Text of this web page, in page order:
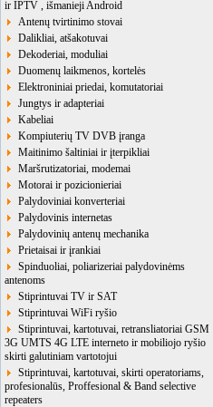
ir IPTV , išmanieji Android
Antenų tvirtinimo stovai
Dalikliai, atšakotuvai
Dekoderiai, moduliai
Duomenų laikmenos, kortelės
Elektroniniai priedai, komutatoriai
Jungtys ir adapteriai
Kabeliai
Kompiuterių TV DVB įranga
Maitinimo šaltiniai ir įterpikliai
Maršrutizatoriai, modemai
Motorai ir pozicionieriai
Palydoviniai konverteriai
Palydovinis internetas
Palydovinių antenų mechanika
Prietaisai ir įrankiai
Spinduoliai, poliarizeriai palydovinėms
antenoms
Stiprintuvai TV ir SAT
Stiprintuvai WiFi ryšio
Stiprintuvai, kartotuvai, retransliatoriai GSM
3G UMTS 4G LTE interneto ir mobiliojo ryšio
skirti galutiniam vartotojui
Stiprintuvai, kartotuvai, skirti operatoriams,
profesionalūs, Proffesional & Band selective
repeaters